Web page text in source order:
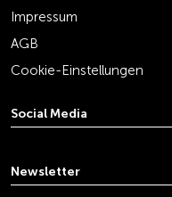
Impressum
AGB
Cookie-Einstellungen
Social Media
Newsletter